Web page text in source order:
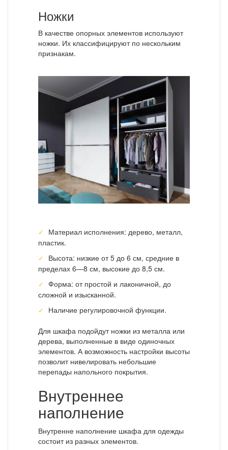
Ножки
В качестве опорных элементов используют
ножки. Их классифицируют по нескольким
признакам.
Материал исполнения: дерево, металл,
пластик.
Высота: низкие от 5 до 6 см, средние в
пределах 6—8 см, высокие до 8,5 см.
Форма: от простой и лаконичной, до
сложной и изысканной.
Наличие регулировочной функции.
Для шкафа подойдут ножки из металла или
дерева, выполненные в виде одиночных
элементов. А возможность настройки высоты
позволит нивелировать небольшие
перепады напольного покрытия.
Внутреннее
наполнение
Внутренне наполнение шкафа для одежды
состоит из разных элементов.